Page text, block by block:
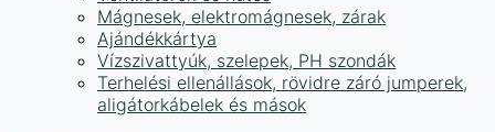
Mágnesek, elektromágnesek, zárak
Ajándékkártya
Vízszivattyúk, szelepek, PH szondák
Terhelési ellenállások, rövidre záró jumperek,
aligátorkábelek és mások